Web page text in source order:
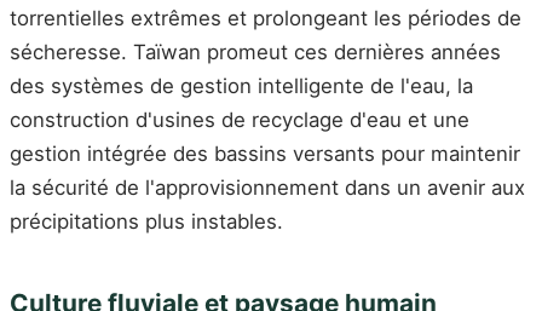
torrentielles extrêmes et prolongeant les périodes de
sécheresse. Taïwan promeut ces dernières années
des systèmes de gestion intelligente de l'eau, la
construction d'usines de recyclage d'eau et une
gestion intégrée des bassins versants pour maintenir
la sécurité de l'approvisionnement dans un avenir aux
précipitations plus instables.
Culture fluviale et paysage humain